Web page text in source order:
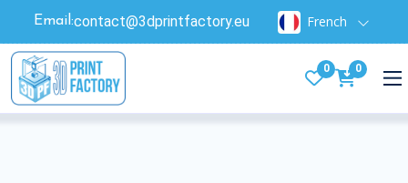
Email:contact@3dprintfactory.eu French
0 0